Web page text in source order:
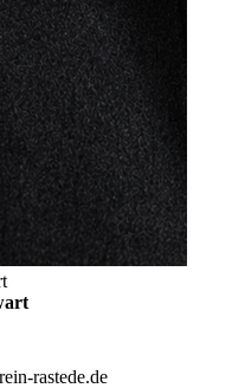
rastede.de